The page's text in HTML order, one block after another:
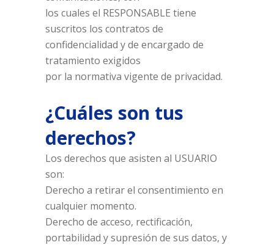
los cuales el RESPONSABLE tiene
suscritos los contratos de
confidencialidad y de encargado de
tratamiento exigidos
por la normativa vigente de privacidad.
¿Cuáles son tus
derechos?
Los derechos que asisten al USUARIO
son:
Derecho a retirar el consentimiento en
cualquier momento.
Derecho de acceso, rectificación,
portabilidad y supresión de sus datos, y